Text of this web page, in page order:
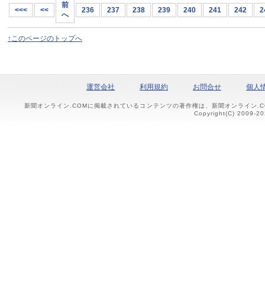
<<< <<
前
へ
236 237 238 239 240 241 242
↑このページのトップへ
運営会社 利用規約 お問合せ 個人
新聞オンライン.COMに掲載されているコンテンツの著作権は、新聞オンライン
Copyright(C) 2009-